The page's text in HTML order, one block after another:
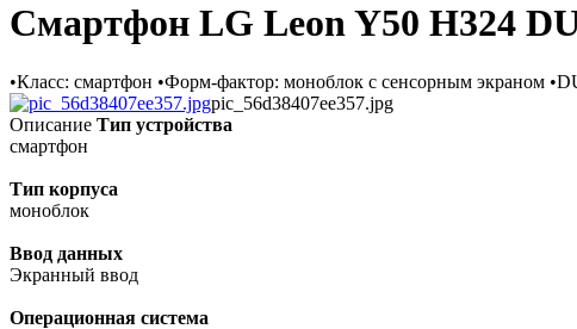
Смартфон LG Leon Y50 H324
•Класс: смартфон •Форм-фактор: моноблок с сенсорным экраном
pic_56d38407ee357.jpg
Описание Тип устройства
смартфон
Тип корпуса
моноблок
Ввод данных
Экранный ввод
Операционная система